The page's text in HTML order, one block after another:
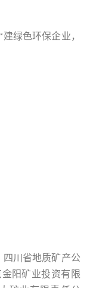
绿色环保企业，
四川省地质矿产公
阳矿业投资有限